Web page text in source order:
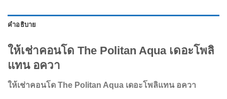
คำอธิบาย
ให้เช่าคอนโด The Politan Aqua เดอะโพลิ
แทน อควา
ให้เช่าคอนโด The Politan Aqua เดอะโพลิแทน อควา